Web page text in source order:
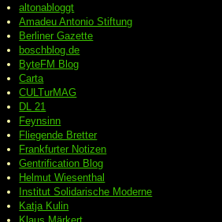
altonabloggt
Amadeu Antonio Stiftung
Berliner Gazette
boschblog.de
ByteFM Blog
Carta
CULTurMAG
DL 21
Feynsinn
Fliegende Bretter
Frankfurter Notizen
Gentrification Blog
Helmut Wiesenthal
Institut Solidarische Moderne
Katja Kulin